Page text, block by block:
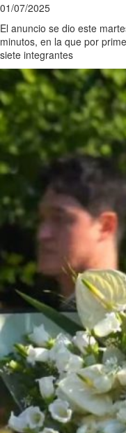
01/07/2025
El anuncio se dio este
minutos, en la que por
siete integrantes